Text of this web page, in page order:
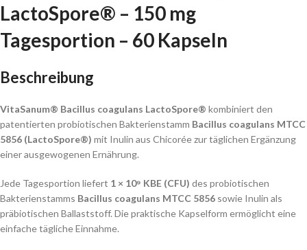
LactoSpore® – 150 mg
Tagesportion – 60 Kapseln
Beschreibung
VitaSanum® Bacillus coagulans LactoSpore® kombiniert den
patentierten probiotischen Bakterienstamm Bacillus coagulans MTCC
5856 (LactoSpore®) mit Inulin aus Chicorée zur täglichen Ergänzung
einer ausgewogenen Ernährung.
Jede Tagesportion liefert 1 × 10⁹ KBE (CFU) des probiotischen
Bakterienstamms Bacillus coagulans MTCC 5856 sowie Inulin als
präbiotischen Ballaststoff. Die praktische Kapselform ermöglicht eine
einfache tägliche Einnahme.